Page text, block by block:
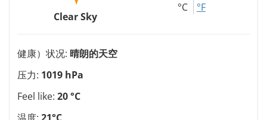
Clear Sky
°C °F
健康）状况: 晴朗的天空
压力: 1019 hPa
Feel like: 20 °C